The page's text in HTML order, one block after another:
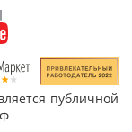
публичной